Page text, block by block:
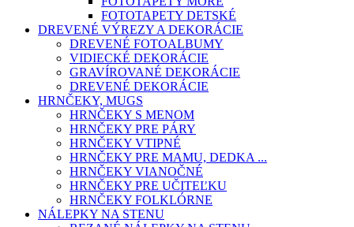
FOTOTAPETY DETSKÉ
DREVENÉ VÝREZY A DEKORÁCIE
DREVENÉ FOTOALBUMY
VIDIECKÉ DEKORÁCIE
GRAVÍROVANÉ DEKORÁCIE
DREVENÉ DEKORÁCIE
HRNČEKY, MUGS
HRNČEKY S MENOM
HRNČEKY PRE PÁRY
HRNČEKY VTIPNÉ
HRNČEKY PRE MAMU, DEDKA ...
HRNČEKY VIANOČNÉ
HRNČEKY PRE UČITEĽKU
HRNČEKY FOLKLÓRNE
NÁLEPKY NA STENU